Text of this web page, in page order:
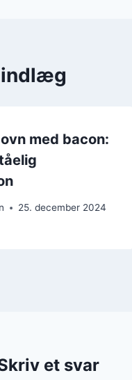
indlæg
med bacon:
25. december 2024
et svar